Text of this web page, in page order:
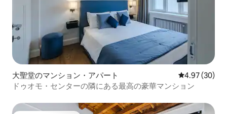
大聖堂のマンション・アパート レビュー30
4.97 (30)
ドゥオモ・センターの隣にある最高の豪華マンション